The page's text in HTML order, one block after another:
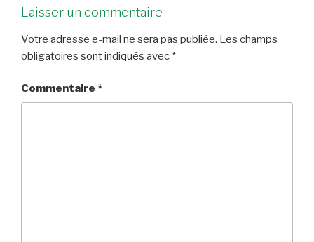
Laisser un commentaire
Votre adresse e-mail ne sera pas publiée. Les champs
obligatoires sont indiqués avec *
Commentaire *